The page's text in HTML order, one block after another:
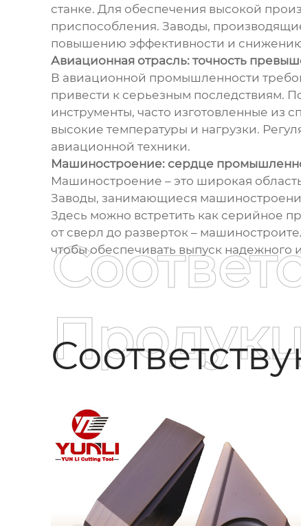
станке. Для обеспечения высокой
приспособления. Заводы,
повышению эффективности и
Авиационная отрасль: точность
В авиационной промышленности
привести к серьезным последствиям.
инструменты, часто изготовленные из
высокие температуры и нагрузки.
авиационной техники.
Машиностроение: сердце
Машиностроение – это широкая
Заводы, занимающиеся
Здесь можно встретить как серийное
от сверл до разверток –
чтобы обеспечивать выпуск надежного